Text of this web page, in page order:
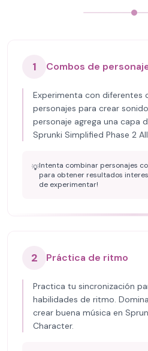
1 Combos de
Experimenta con diferentes
personajes para crear
personaje agrega una capa
Sprunki Simplified Phase 2
💡Intenta combinar personajes
para obtener resultados
de experimentar!
2 Práctica de ritmo
Practica tu sincronización
habilidades de ritmo.
crear buena música en
Character.